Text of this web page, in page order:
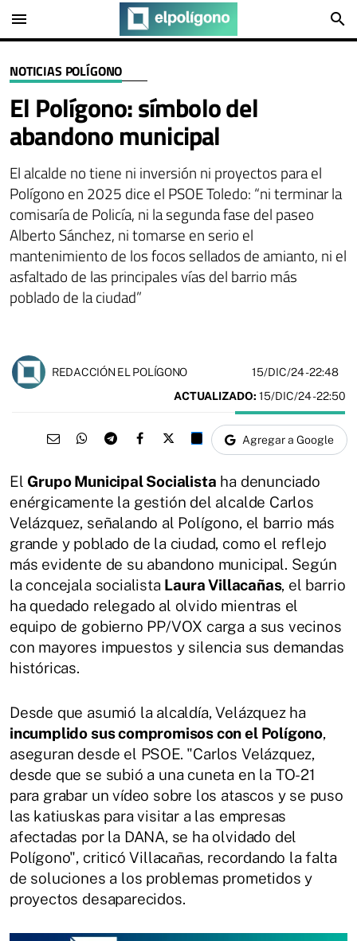
menu search
NOTICIAS POLÍGONO
El Polígono: símbolo del
abandono municipal
El alcalde no tiene ni inversión ni proyectos para el
Polígono en 2025 dice el PSOE Toledo: “ni terminar la
comisaría de Policía, ni la segunda fase del paseo
Alberto Sánchez, ni tomarse en serio el
mantenimiento de los focos sellados de amianto, ni el
asfaltado de las principales vías del barrio más
poblado de la ciudad”
REDACCIÓN EL POLÍGONO 15/DIC/24- 22:48
ACTUALIZADO: 15/DIC/24 - 22:50
Agregar a Google
El Grupo Municipal Socialista ha denunciado
enérgicamente la gestión del alcalde Carlos
Velázquez, señalando al Polígono, el barrio más
grande y poblado de la ciudad, como el reflejo
más evidente de su abandono municipal. Según
la concejala socialista Laura Villacañas, el barrio
ha quedado relegado al olvido mientras el
equipo de gobierno PP/VOX carga a sus vecinos
con mayores impuestos y silencia sus demandas
históricas.
Desde que asumió la alcaldía, Velázquez ha
incumplido sus compromisos con el Polígono,
aseguran desde el PSOE. "Carlos Velázquez,
desde que se subió a una cuneta en la TO-21
para grabar un vídeo sobre los atascos y se puso
las katiuskas para visitar a las empresas
afectadas por la DANA, se ha olvidado del
Polígono", criticó Villacañas, recordando la falta
de soluciones a los problemas prometidos y
proyectos desaparecidos.